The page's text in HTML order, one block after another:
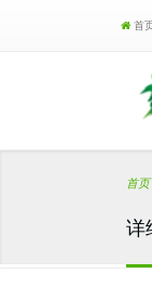
首
首页
详